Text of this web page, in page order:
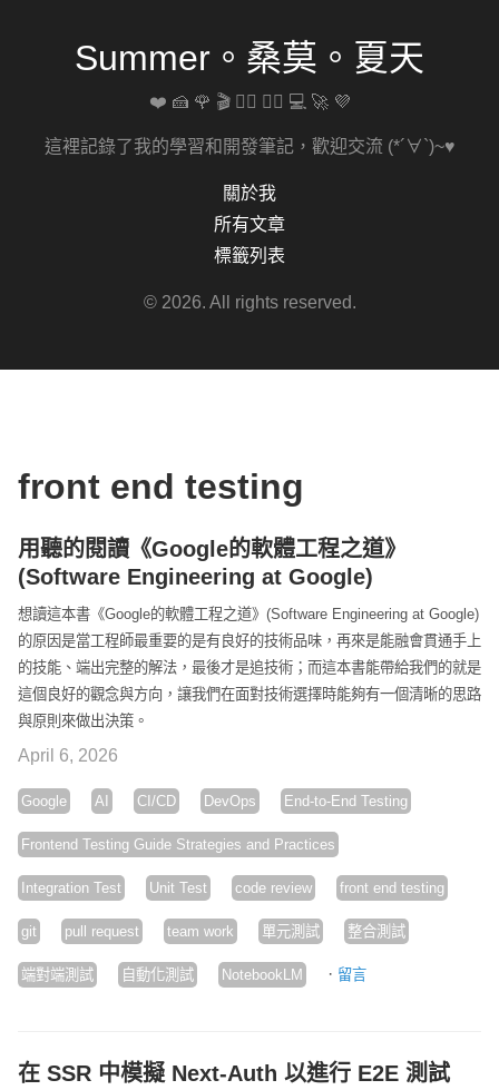
Summer。桑莫。夏天
❤️ 🍰 🌹 🎬 🚴‍♀️ 🏋️‍♀️ 💻 🚀 💜
這裡記錄了我的學習和開發筆記，歡迎交流 (*´∀`)~♥
關於我
所有文章
標籤列表
© 2026. All rights reserved.
front end testing
用聽的閱讀《Google的軟體工程之道》
(Software Engineering at Google)
想讀這本書《Google的軟體工程之道》(Software Engineering at Google)
的原因是當工程師最重要的是有良好的技術品味，再來是能融會貫通手上
的技能、端出完整的解法，最後才是追技術；而這本書能帶給我們的就是
這個良好的觀念與方向，讓我們在面對技術選擇時能夠有一個清晰的思路
與原則來做出決策。
April 6, 2026
Google AI CI/CD DevOps End-to-End Testing
Frontend Testing Guide Strategies and Practices
Integration Test Unit Test code review front end testing
git pull request team work 單元測試 整合測試
端對端測試 自動化測試 NotebookLM · 留言
在 SSR 中模擬 Next-Auth 以進行 E2E 測試